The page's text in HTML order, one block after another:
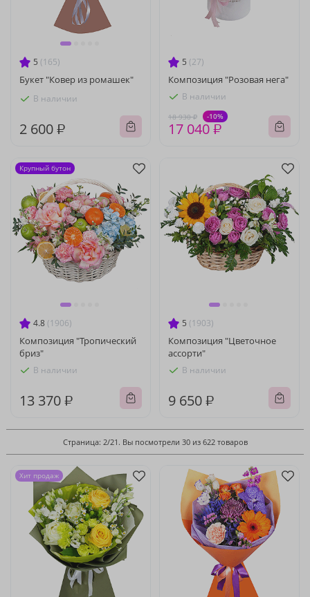
5 (165)
Букет "Ковер из ромашек"
В наличии
2 600 ₽
5 (27)
Композиция "Розовая нега"
В наличии
18 930 ₽ -10%
17 040 ₽
4.8 (1906)
Композиция "Тропический
бриз"
В наличии
13 370 ₽
Крупный бутон
5 (1903)
Композиция "Цветочное
ассорти"
В наличии
9 650 ₽
Страница: 2/21. Вы посмотрели 30 из 622 товаров
Хит продаж